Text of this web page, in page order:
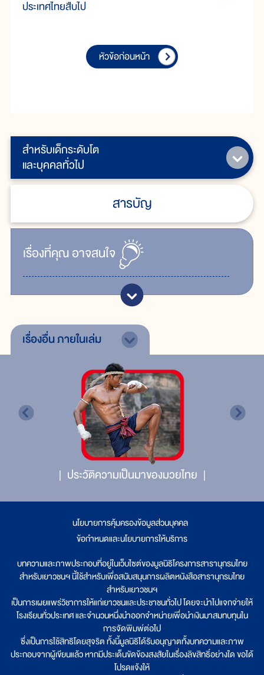
สำหรับเด็กระดับโต
และบุคคลทั่วไป
สารบัญ
เรื่ิองที่คุณอาจสนใจ
ประเทศไทยสืบไป
หัวข้อก่อนหน้า
เรื่องอื่นภายในเล่ม
ประวัติความเป็นมาของมวยไทย
นโยบายการคุ้มครองข้อมูลส่วนบุคคล
ข้อกำหนดและนโยบายการให้บริการ
บทความและภาพประกอบที่อยู่ในเว็บไซต์ของมูลนิธิโครงการสารานุกรมไทย
สำหรับเยาวชนฯ นี้ใช้สำหรับเพื่อสนับสนุนการผลิตหนังสือสารานุกรมไทย
สำหรับเยาวชนฯ
เป็นการเผยแพร่วิชาการให้แก่เยาวชนและประชาชนทั่วไป โดยจะนำไปแจกจ่ายให้
โรงเรียนทั่วประเทศ และจำนวนหนึ่งนำออกจำหน่ายเพื่อนำเงินมาสมทบทุนใน
การจัดพิมพ์ต่อไป
ซึ่งเป็นการใช้สิทธิโดยสุจริต ทั้งนี้มูลนิธิได้รับอนุญาตทั้งบทความและภาพ
ประกอบจากผู้เขียนแล้ว หากมีประเด็นขัดข้องสงสัยในเรื่องลิขสิทธิ์อย่างใด ขอได้
โปรดแจ้งให้